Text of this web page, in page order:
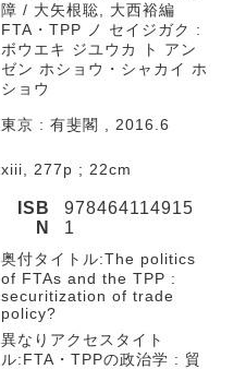
障 / 大矢根聡, 大西裕編
FTA・TPP ノ セイジガク :
ボウエキ ジユウカ ト アン
ゼン ホショウ・シャカイ ホ
ショウ
東京 : 有斐閣 , 2016.6
xiii, 277p ; 22cm
ISB
N
978464114915
1
奥付タイトル:The politics
of FTAs and the TPP :
securitization of trade
policy?
異なりアクセスタイト
ル:FTA・TPPの政治学 : 貿